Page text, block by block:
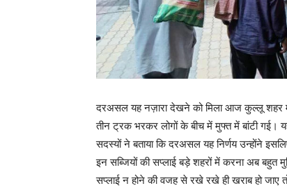
दरअसल यह नज़ारा देखने को मिला आज कुल्लू शहर
तीन ट्रक भरकर लोगों के बीच में मुफ्त में बांटी गई। यह
सदस्यों ने बताया कि दरअसल यह निर्णय उन्होंने
इन सब्जियों की सप्लाई बड़े शहरों में करना अब बहुत
सप्लाई न होने की वजह से रखे रखे ही खराब हो जाए